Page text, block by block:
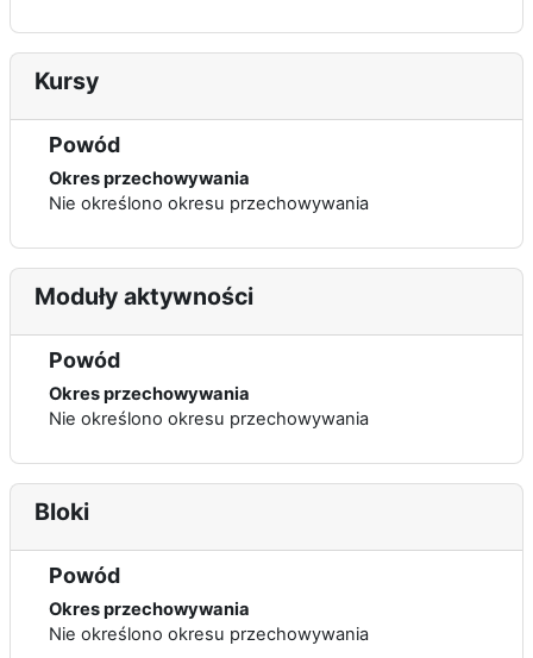
Kursy
Powód
Okres przechowywania
Nie określono okresu przechowywania
Moduły aktywności
Powód
Okres przechowywania
Nie określono okresu przechowywania
Bloki
Powód
Okres przechowywania
Nie określono okresu przechowywania